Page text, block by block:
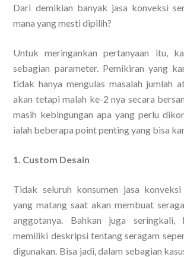
Dari demikian banyak jasa konveksi
mana yang mesti dipilih?
Untuk meringankan pertanyaan itu,
sebagian parameter. Pemikiran yang
tidak hanya mengulas masalah jumlah
akan tetapi malah ke-2 nya secara
masih kebingungan apa yang perlu
ialah beberapa point penting yang bisa
1. Custom Desain
Tidak seluruh konsumen jasa
yang matang saat akan membuat
anggotanya. Bahkan juga seringkali,
memiliki deskripsi tentang seragam
digunakan. Bisa jadi, dalam sebagian